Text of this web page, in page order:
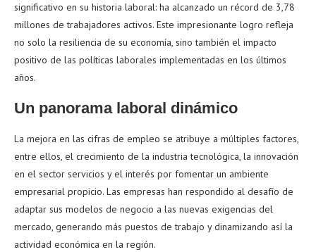
significativo en su historia laboral: ha alcanzado un récord de 3,78
millones de trabajadores activos. Este impresionante logro refleja
no solo la resiliencia de su economía, sino también el impacto
positivo de las políticas laborales implementadas en los últimos
años.
Un panorama laboral dinámico
La mejora en las cifras de empleo se atribuye a múltiples factores,
entre ellos, el crecimiento de la industria tecnológica, la innovación
en el sector servicios y el interés por fomentar un ambiente
empresarial propicio. Las empresas han respondido al desafío de
adaptar sus modelos de negocio a las nuevas exigencias del
mercado, generando más puestos de trabajo y dinamizando así la
actividad económica en la región.